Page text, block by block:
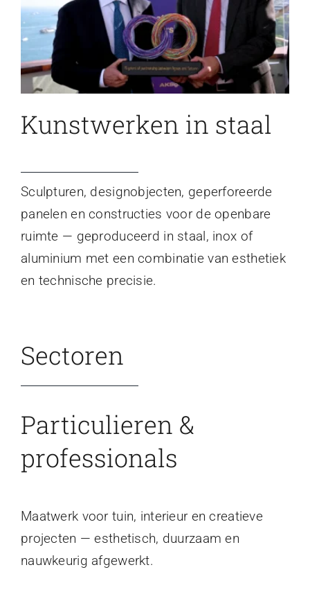
Kunstwerken in staal
Sculpturen, designobjecten, geperforeerde
panelen en constructies voor de openbare
ruimte — geproduceerd in staal, inox of
aluminium met een combinatie van esthetiek
en technische precisie.
Sectoren
Particulieren &
professionals
Maatwerk voor tuin, interieur en creatieve
projecten — esthetisch, duurzaam en
nauwkeurig afgewerkt.